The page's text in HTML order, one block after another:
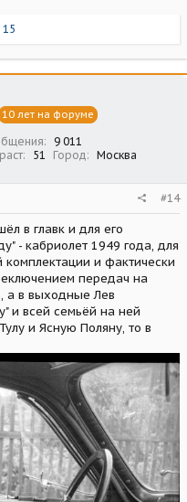
10 лет на форуме
9 011
51 Город
Москва
#14
в главк и для его
- кабриолет 1949 года, для
и фактически
передач на
а в выходные Лев
и всей семьёй на ней
и Ясную Поляну, то в